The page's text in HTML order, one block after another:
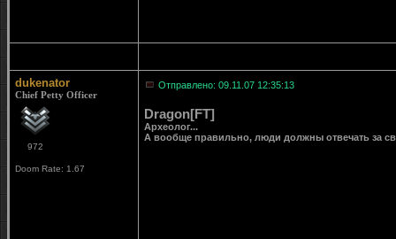
dukenator
Chief Petty Officer
972
Doom Rate: 1.67
Отправлено: 09.11.07 12:35:13
Dragon[FT]
Археолог...
А вообще правильно, люди должны отвечать за